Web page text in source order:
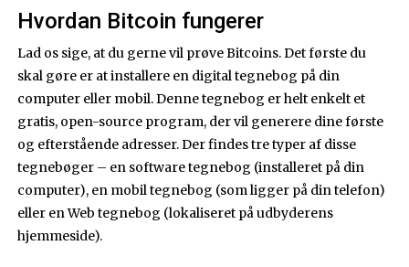
Hvordan Bitcoin fungerer
Lad os sige, at du gerne vil prøve Bitcoins. Det første du
skal gøre er at installere en digital tegnebog på din
computer eller mobil. Denne tegnebog er helt enkelt et
gratis, open-source program, der vil generere dine første
og efterstående adresser. Der findes tre typer af disse
tegnebøger – en software tegnebog (installeret på din
computer), en mobil tegnebog (som ligger på din telefon)
eller en Web tegnebog (lokaliseret på udbyderens
hjemmeside).